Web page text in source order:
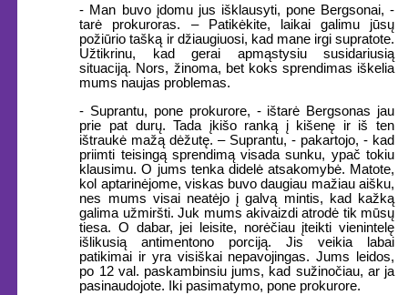
- Man buvo įdomu jus išklausyti, pone Bergsonai, -
tarė prokuroras. – Patikėkite, laikai galimu jūsų
požiūrio tašką ir džiaugiuosi, kad mane irgi supratote.
Užtikrinu, kad gerai apmąstysiu susidariusią
situaciją. Nors, žinoma, bet koks sprendimas iškelia
mums naujas problemas.
- Suprantu, pone prokurore, - ištarė Bergsonas jau
prie pat durų. Tada įkišo ranką į kišenę ir iš ten
ištraukė mažą dėžutę. – Suprantu, - pakartojo, - kad
priimti teisingą sprendimą visada sunku, ypač tokiu
klausimu. O jums tenka didelė atsakomybė. Matote,
kol aptarinėjome, viskas buvo daugiau mažiau aišku,
nes mums visai neatėjo į galvą mintis, kad kažką
galima užmiršti. Juk mums akivaizdi atrodė tik mūsų
tiesa. O dabar, jei leisite, norėčiau įteikti vienintelę
išlikusią antimentono porciją. Jis veikia labai
patikimai ir yra visiškai nepavojingas. Jums leidos,
po 12 val. paskambinsiu jums, kad sužinočiau, ar ja
pasinaudojote. Iki pasimatymo, pone prokurore.